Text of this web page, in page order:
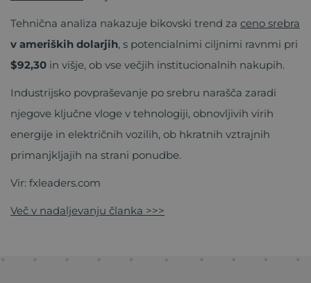
Tehnična analiza nakazuje bikovski trend za ceno srebra
v ameriških dolarjih, s potencialnimi ciljnimi ravnmi pri
$92,30 in višje, ob vse večjih institucionalnih nakupih.
Industrijsko povpraševanje po srebru narašča zaradi
njegove ključne vloge v tehnologiji, obnovljivih virih
energije in električnih vozilih, ob hkratnih vztrajnih
primanjkljajih na strani ponudbe.
Vir: fxleaders.com
Več v nadaljevanju članka >>>